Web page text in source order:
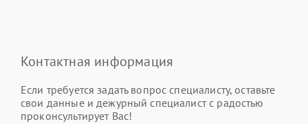
Контактная информация
Если требуется задать вопрос специалисту, оставьте
свои данные и дежурный специалист с радостью
проконсультирует Вас!